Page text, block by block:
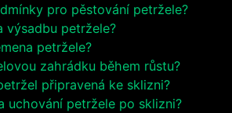
pro pěstování petržele?
výsadbu petržele?
petržele?‍
zahrádku během ‌růstu?
⁤připravená ke​ sklizni?
⁢uchování ⁣petržele ‌po sklizni?